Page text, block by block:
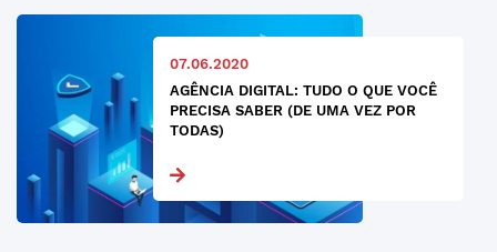
07.06.2020
AGÊNCIA DIGITAL: TUDO O QUE VOCÊ
PRECISA SABER (DE UMA VEZ POR
TODAS)